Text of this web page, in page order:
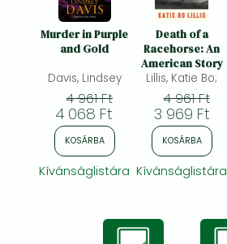
Murder in Purple
and Gold
Davis, Lindsey
4 961 Ft
4 068 Ft
KOSÁRBA
Kívánságlistára
Death of a
Racehorse: An
American Story
Lillis, Katie Bo;
4 961 Ft
3 969 Ft
KOSÁRBA
Kívánságlistára